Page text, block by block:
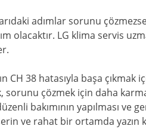
adımlar sorunu
olacaktır. LG klima servis
CH 38 hatasıyla başa
sorunu çözmek için daha
bakımının yapılması ve
ve rahat bir ortamda yazın